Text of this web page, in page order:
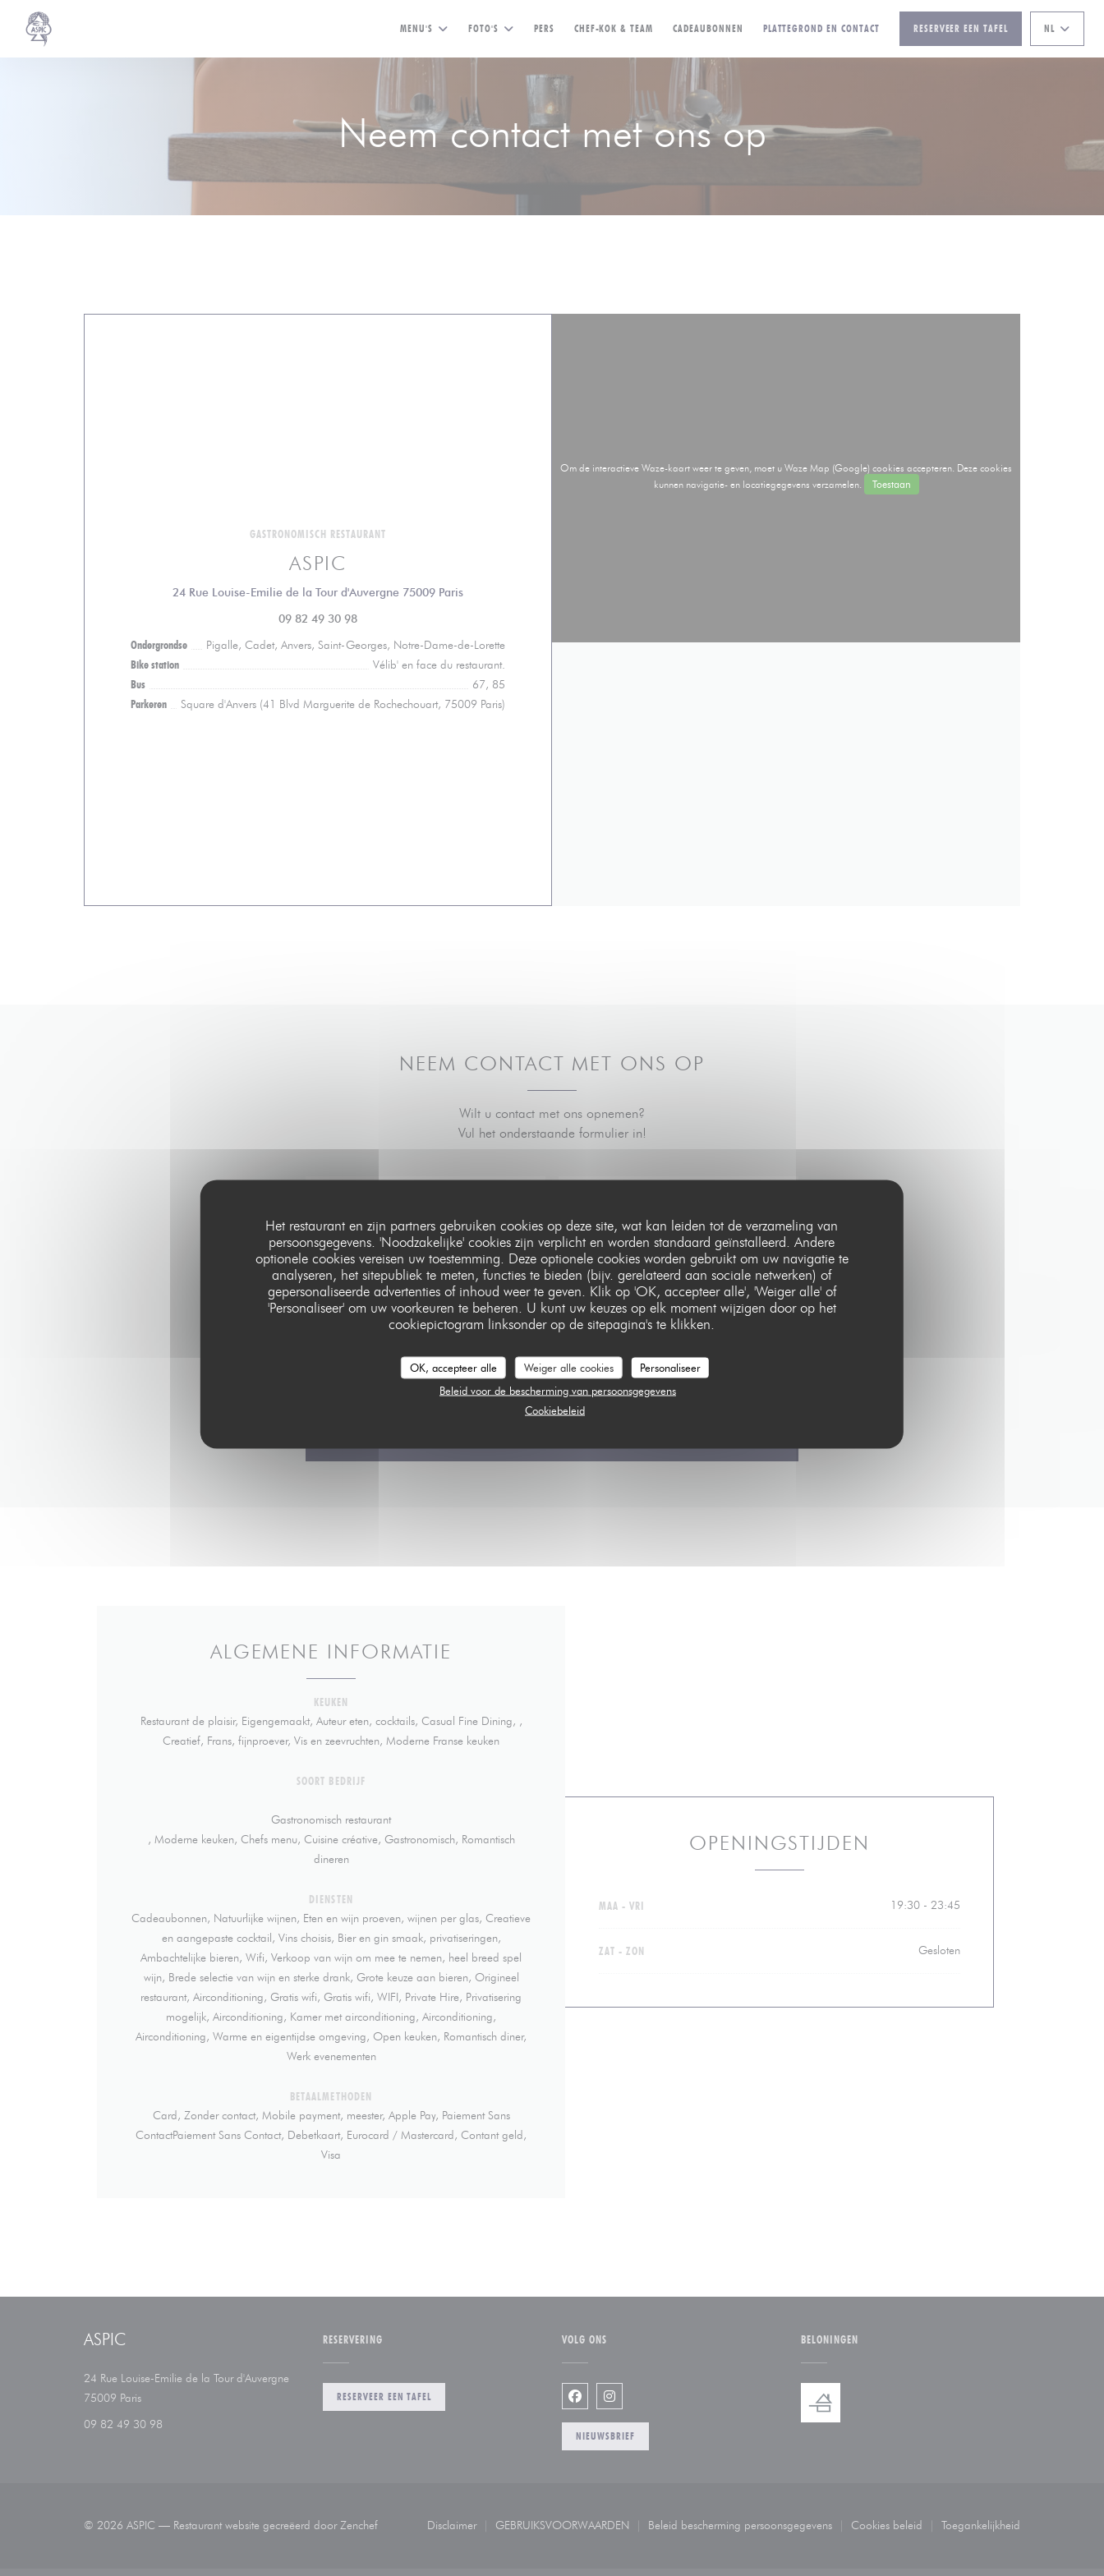
Cookies beheer paneel
Het restaurant en zijn partners gebruiken cookies op deze site, wat kan leiden tot de verzameling van
persoonsgegevens. 'Noodzakelijke' cookies zijn verplicht en worden standaard geïnstalleerd. Andere
optionele cookies vereisen uw toestemming. Deze optionele cookies worden gebruikt om uw navigatie te
analyseren, het sitepubliek te meten, functies te bieden (bijv. gerelateerd aan sociale netwerken) of
gepersonaliseerde advertenties of inhoud weer te geven. Klik op 'OK, accepteer alle', 'Weiger alle' of
'Personaliseer' om uw voorkeuren te beheren. U kunt uw keuzes op elk moment wijzigen door op het
cookiepictogram linksonder op de sitepagina's te klikken.
OK, accepteer alle Weiger alle cookies
Personaliseer
Beleid voor de bescherming van persoonsgegevens
Cookiebeleid
MENU'S FOTO'S PERS CHEF-KOK & TEAM CADEAUBONNEN ((OPENT IN EEN NIEUW VENSTER))
PLATTEGROND EN CONTACT RESERVEER EEN TAFEL NL
Neem contact met ons op
GASTRONOMISCH RESTAURANT
ASPIC
24 Rue Louise-Emilie de la Tour d'Auvergne 75009 Paris((opent in een nieuw venster))
09 82 49 30 98
Ondergrondse
Pigalle, Cadet, Anvers, Saint-Georges, Notre-Dame-de-Lorette
Bike station
Vélib' en face du restaurant.
Bus
67, 85
Parkeren
Square d'Anvers (41 Blvd Marguerite de Rochechouart, 75009 Paris)
Om de interactieve Waze-kaart weer te geven, moet u Waze Map (Google) cookies accepteren. Deze cookies
kunnen navigatie- en locatiegegevens verzamelen.
Toestaan
NEEM CONTACT MET ONS OP
Wilt u contact met ons opnemen?
Vul het onderstaande formulier in!
Op grond van de privacywetgeving heeft u het recht om u af te melden voor telefonische marketing via het Bel-me-niet Register:
Voor meer informatie over hoe wij uw gegevens verwerken, zie ons
privacybeleid .
ALGEMENE INFORMATIE
KEUKEN
Restaurant de plaisir, Eigengemaakt, Auteur eten, cocktails, Casual Fine Dining, ,
Creatief, Frans, fijnproever, Vis en zeevruchten, Moderne Franse keuken
SOORT BEDRIJF
Gastronomisch restaurant
, Moderne keuken, Chefs menu, Cuisine créative, Gastronomisch, Romantisch
dineren
DIENSTEN
Cadeaubonnen, Natuurlijke wijnen, Eten en wijn proeven, wijnen per glas, Creatieve
en aangepaste cocktail, Vins choisis, Bier en gin smaak, privatiseringen,
Ambachtelijke bieren, Wifi, Verkoop van wijn om mee te nemen, heel breed spel
wijn, Brede selectie van wijn en sterke drank, Grote keuze aan bieren, Origineel
restaurant, Airconditioning, Gratis wifi, Gratis wifi, WIFI, Private Hire, Privatisering
mogelijk, Airconditioning, Kamer met airconditioning, Airconditioning,
Airconditioning, Warme en eigentijdse omgeving, Open keuken, Romantisch diner,
Werk evenementen
BETAALMETHODEN
Card, Zonder contact, Mobile payment, meester, Apple Pay, Paiement Sans
ContactPaiement Sans Contact, Debetkaart, Eurocard / Mastercard, Contant geld,
Visa
OPENINGSTIJDEN
MAA -VRI 19:30 - 23:45
ZAT -ZON Gesloten
ASPIC
24 Rue Louise-Emilie de la Tour d'Auvergne
75009 Paris((opent in een nieuw venster))
09 82 49 30 98
RESERVERING
RESERVEER EEN TAFEL
VOLG ONS
Facebook ((opent in een nieuw venster))
Instagram ((opent in een nieuw venster))
NIEUWSBRIEF
BELONINGEN
© 2026 ASPIC — Restaurant website gecreëerd doorZenchef((opent in een nieuw venster))
Disclaimer
((opent in een nieuw venster))
GEBRUIKSVOORWAARDEN
((opent in een nieuw venster))
Beleid bescherming persoonsgegevens
((opent in een nieuw venster))
Cookies beleid
((opent in een nieuw venster))
Toegankelijkheid
((opent in een nieuw